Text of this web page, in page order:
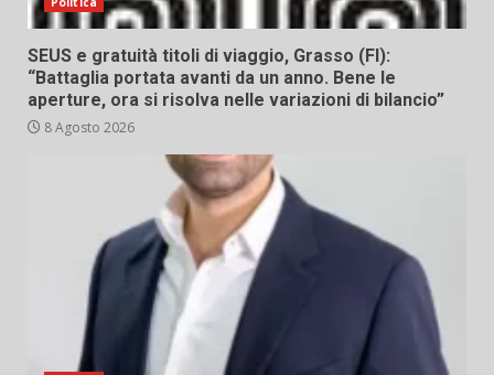
SEUS e gratuità titoli di viaggio, Grasso (FI):
“Battaglia portata avanti da un anno. Bene le
aperture, ora si risolva nelle variazioni di bilancio”
8 Agosto 2026